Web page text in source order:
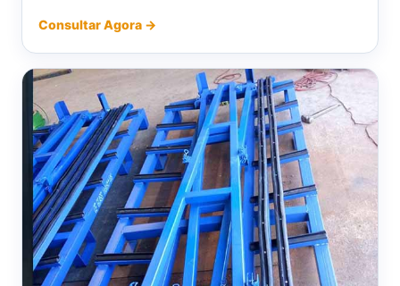
Consultar Agora →